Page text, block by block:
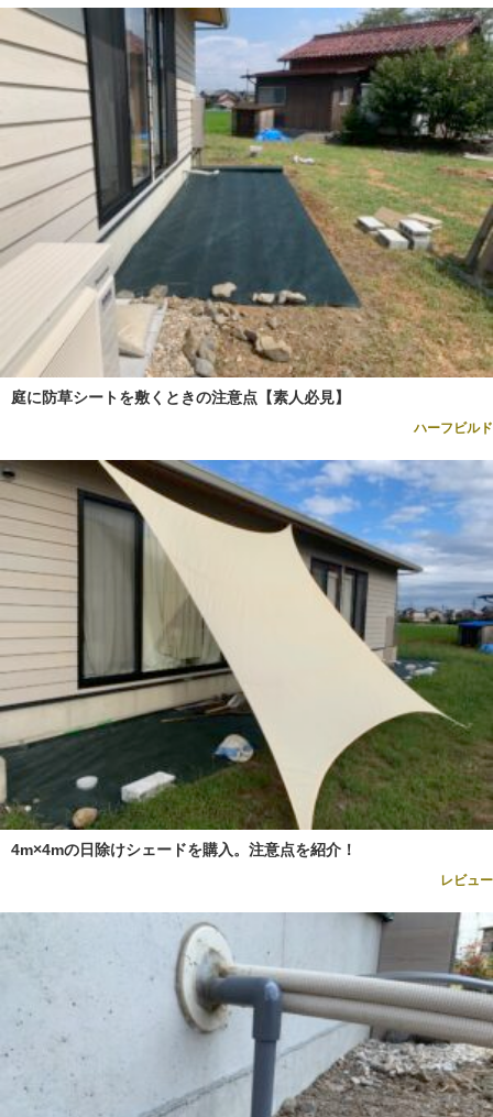
庭に防草シートを敷くときの注意点【素人必見】
ハーフビルド
4m×4mの日除けシェードを購入。注意点を紹介！
レビュー